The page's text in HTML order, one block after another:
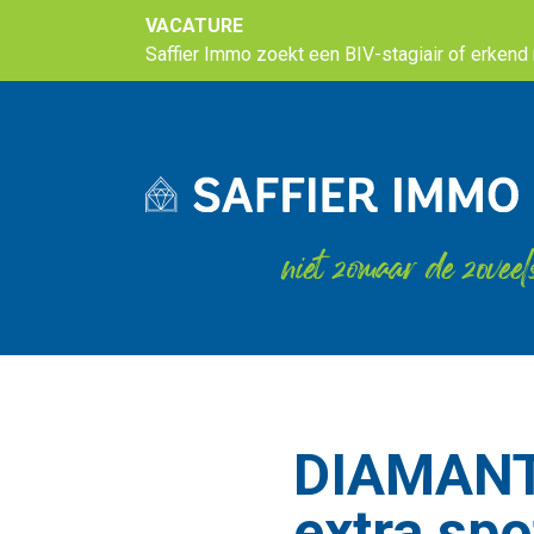
VACATURE
Saffier Immo zoekt een BIV-stagiair of
niet zomaar de